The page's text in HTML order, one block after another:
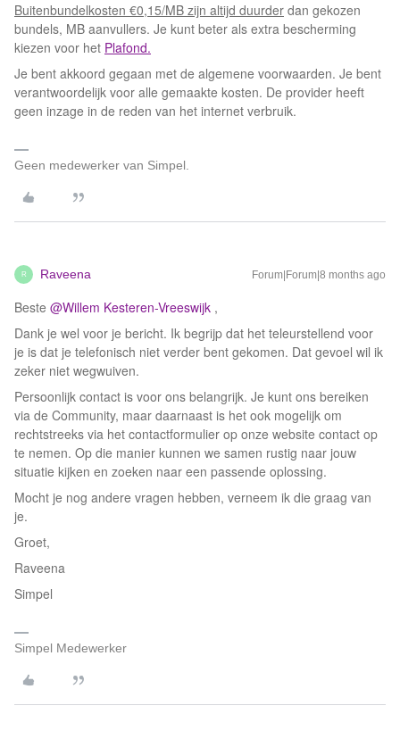
Buitenbundelkosten €0,15/MB zijn altijd duurder dan gekozen
bundels, MB aanvullers. Je kunt beter als extra bescherming
kiezen voor het Plafond.
Je bent akkoord gegaan met de algemene voorwaarden. Je bent
verantwoordelijk voor alle gemaakte kosten. De provider heeft
geen inzage in de reden van het internet verbruik.
Geen medewerker van Simpel.
R Raveena Forum|Forum|8 months ago
Beste ​ @Willem Kesteren-Vreeswijk ,
Dank je wel voor je bericht. Ik begrijp dat het teleurstellend voor
je is dat je telefonisch niet verder bent gekomen. Dat gevoel wil ik
zeker niet wegwuiven.
Persoonlijk contact is voor ons belangrijk. Je kunt ons bereiken
via de Community, maar daarnaast is het ook mogelijk om
rechtstreeks via het contactformulier op onze website contact op
te nemen. Op die manier kunnen we samen rustig naar jouw
situatie kijken en zoeken naar een passende oplossing.
Mocht je nog andere vragen hebben, verneem ik die graag van
je.
Groet,
Raveena
Simpel
Simpel Medewerker